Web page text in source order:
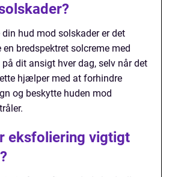
hud mod solskader er det
bredspektret solcreme med
dit ansigt hver dag, selv når det
hjælper med at forhindre
og beskytte huden mod
eksfoliering vigtigt